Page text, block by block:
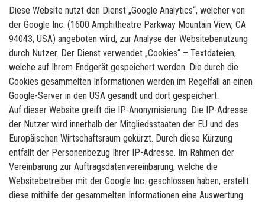
Diese Website nutzt den Dienst „Google Analytics“, welcher von
der Google Inc. (1600 Amphitheatre Parkway Mountain View, CA
94043, USA) angeboten wird, zur Analyse der Websitebenutzung
durch Nutzer. Der Dienst verwendet „Cookies“ – Textdateien,
welche auf Ihrem Endgerät gespeichert werden. Die durch die
Cookies gesammelten Informationen werden im Regelfall an einen
Google-Server in den USA gesandt und dort gespeichert.
Auf dieser Website greift die IP-Anonymisierung. Die IP-Adresse
der Nutzer wird innerhalb der Mitgliedsstaaten der EU und des
Europäischen Wirtschaftsraum gekürzt. Durch diese Kürzung
entfällt der Personenbezug Ihrer IP-Adresse. Im Rahmen der
Vereinbarung zur Auftragsdatenvereinbarung, welche die
Websitebetreiber mit der Google Inc. geschlossen haben, erstellt
diese mithilfe der gesammelten Informationen eine Auswertung